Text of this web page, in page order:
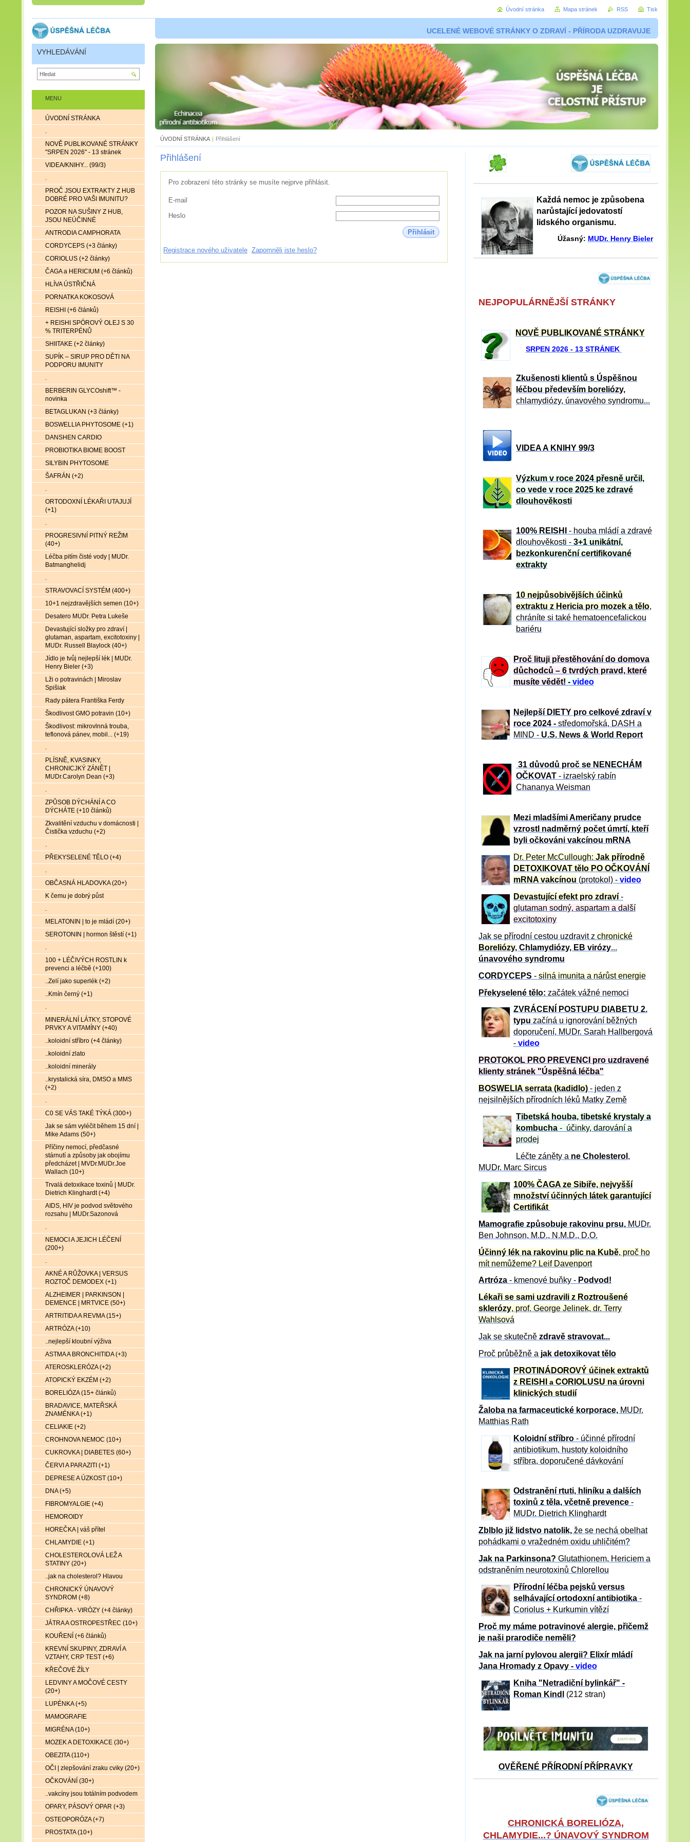
UCELENÉ WEBOVÉ STRÁNKY O ZDRAVÍ - PŘÍRODA UZDRAVUJE
ÚVODNÍ STRÁNKA | Přihlášení
Přihlášení
Pro zobrazení této stránky se musíte nejprve přihlásit.
E-mail
Heslo
Přihlásit
Registrace nového uživatele Zapomněli jste heslo?
Každá nemoc je způsobena
narůstající jedovatostí
lidského organismu.
Úžasný: MUDr. Henry Bieler
NEJPOPULÁRNĚJŠÍ STRÁNKY
NOVĚ PUBLIKOVANÉ STRÁNKY
SRPEN 2026 - 13 STRÁNEK
Zkušenosti klientů s Úspěšnou
léčbou především boreliózy,
chlamydiózy, únavového syndromu...
VIDEA A KNIHY 99/3
Výzkum v roce 2024 přesně určil,
co vede v roce 2025 ke zdravé
dlouhověkosti
100% REISHI
- houba mládí a zdravé
dlouhověkosti - 3+1 unikátní,
bezkonkurenční certifikované
extrakty
10 nejpůsobivějších účinků
extraktu z Hericia pro mozek a tělo,
chráníte si také hematoencefalickou
bariéru
Proč lituji přestěhování do domova
důchodců – 6 tvrdých pravd, které
musíte vědět! - video
Nejlepší DIETY pro celkové zdraví v
roce 2024 - středomořská, DASH a
MIND - U.S. News & World Report
31 důvod ů proč se NENECHÁM
OČKOVAT - izraelský rabín
Chananya Weisman
Mezi mladšími Američany prudce
vzrostl nadměrný počet úmrtí, kteří
byli očkováni vakcínou mRNA
Dr. Peter McCullough: Jak přírodně
DETOXIKOVAT tělo PO OČKOVÁNÍ
mRNA vakcínou (protokol) - video
Devastující efekt pro zdraví-
glutaman sodný, aspartam a další
excitotoxiny
Jak se přírodní cestou uzdravit z chronické
Boreliózy, Chlamydiózy, EB virózy...
únavového syndromu
CORDYCEPS - silná imunita a nárůst energie
Překyselené tělo: začátek vážné nemoci
ZVRÁCE NÍ POSTUPU DIABETU 2.
typu začíná u ignorování běžných
doporučení, MUDr. Sarah Hallbergová
- video
PROTOKOL PRO PREVENCI pro uzdravené
klienty stránek "Úspěšná léčba"
BOSWELIA serrata (kadidlo) - jeden z
nejsilnějších přírodních léků Matky Země
Tibetská houba, tibetské krystaly a
kombucha - účinky, darování a
prodej
Léčte záněty a ne Cholesterol ,
MUDr. Marc Sircus
100% ČAGA ze Sibiře, nejvyšší
množství účinných látek garantující
Certifikát
Mamografie způsobuje rakovinu prsu, MUDr.
Ben Johnson, M.D., N.M.D., D.O.
Účinný lék na rakovinu plic na Kubě, proč ho
mít nemůžeme? Leif Davenport
Artróza - kmenové buňky - Podvod!
Lékaři se sami uzdravili z Roztroušené
sklerózy, prof. George Jelinek, dr. Terry
Wahlsová
Jak se skutečně zdravě stravovat...
Proč průběžně a jak detoxikovat tělo
PROTINÁDOROVÝ účinek extraktů
z REISHI a CORIOLUSU na úrovni
klinických studií
Žaloba na farmaceutické korporace, MUDr.
Matthias Rath
Koloidní stříbro- účinné přírodní
antibiotikum, hustoty koloidního
stříbra, doporučené dávkování
Odstranění rtuti, hliníku a dalších
toxinů z těla, včetně prevence -
MUDr. Dietrich Klinghardt
Zblblo již lidstvo natolik, že se nechá obelhat
pohádkami o vražedném oxidu uhličitém?
Jak na Parkinsona? Glutathionem, Hericiem a
odstraněním neurotoxinů Chlorellou
Přírodní léčba pejsků versus
selhávající ortodoxní antibiotika -
Coriolus + Kurkumin vítězí
Proč my máme potravinové alergie, přičemž
je naši prarodiče neměli?
Jak na jarní pylovou alergii? Elixír mládí
Jana Hromady z Opavy - video
Kniha "Netradiční bylinkář" -
Roman Kindl
(212 stran)
OVĚŘENÉ PŘÍRODNÍ PŘÍPRAVKY
CHRONICKÁ BORELIÓZA,
CHLAMYDIE...? ÚNAVOVÝ SYNDROM
MENU
ÚVODNÍ STRÁNKA
.
NOVĚ PUBLIKOVANÉ STRÁNKY
"SRPEN 2026" - 13 stránek
VIDEA/KNIHY... (99/3)
.
PROČ JSOU EXTRAKTY Z HUB
DOBRÉ PRO VAŠI IMUNITU?
POZOR NA SUŠINY Z HUB,
JSOU NEÚČINNÉ
ANTRODIA CAMPHORATA
CORDYCEPS (+3 články)
CORIOLUS (+2 články)
ČAGA a HERICIUM (+6 článků)
HLÍVA ÚSTŘIČNÁ
PORNATKA KOKOSOVÁ
REISHI (+6 článků)
+ REISHI SPÓROVÝ OLEJ S 30
% TRITERPÉNŮ
SHIITAKE (+2 články)
SUPÍK – SIRUP PRO DĚTI NA
PODPORU IMUNITY
.
BERBERIN GLYCOshift™ -
novinka
BETAGLUKAN (+3 články)
BOSWELLIA PHYTOSOME (+1)
DANSHEN CARDIO
PROBIOTIKA BIOME BOOST
SILYBIN PHYTOSOME
ŠAFRÁN (+2)
.
ORTODOXNÍ LÉKAŘI UTAJUJÍ
(+1)
.
PROGRESIVNÍ PITNÝ REŽIM
(40+)
Léčba pitím čisté vody | MUDr.
Batmanghelidj
.
STRAVOVACÍ SYSTÉM (400+)
10+1 nejzdravějších semen (10+)
Desatero MUDr. Petra Lukeše
Devastující složky pro zdraví |
glutaman, aspartam, excitotoxiny |
MUDr. Russell Blaylock (40+)
Jídlo je tvůj nejlepší lék | MUDr.
Henry Bieler (+3)
Lži o potravinách | Miroslav
Spišiak
Rady pátera Františka Ferdy
Škodlivost GMO potravin (10+)
Škodlivost: mikrovlnná trouba,
teflonová pánev, mobil... (+19)
.
PLÍSNĚ, KVASINKY,
CHRONICJKÝ ZÁNĚT |
MUDr.Carolyn Dean (+3)
.
ZPŮSOB DÝCHÁNÍ A CO
DÝCHÁTE (+10 článků)
Zkvalitění vzduchu v domácnosti |
Čistička vzduchu (+2)
.
PŘEKYSELENÉ TĚLO (+4)
.
OBČASNÁ HLADOVKA (20+)
K čemu je dobrý půst
.
MELATONIN | to je mládí (20+)
SEROTONIN | hormon štěstí (+1)
.
100 + LÉČIVÝCH ROSTLIN k
prevenci a léčbě (+100)
..Zelí jako superlék (+2)
..Kmín černý (+1)
.
MINERÁLNÍ LÁTKY, STOPOVÉ
PRVKY A VITAMÍNY (+40)
..koloidní stříbro (+4 články)
..koloidní zlato
..koloidní minerály
..krystalická síra, DMSO a MMS
(+2)
.
C0 SE VÁS TAKÉ TÝKÁ (300+)
Jak se sám vyléčit během 15 dní |
Mike Adams (50+)
Příčiny nemocí, předčasné
stárnutí a způsoby jak obojímu
předcházet | MVDr.MUDr.Joe
Wallach (10+)
Trvalá detoxikace toxinů | MUDr.
Dietrich Klinghardt (+4)
AIDS, HIV je podvod světového
rozsahu | MUDr.Sazonová
.
NEMOCI A JEJICH LÉČENÍ
(200+)
.
AKNÉ A RŮŽOVKA | VERSUS
ROZTOČ DEMODEX (+1)
ALZHEIMER | PARKINSON |
DEMENCE | MRTVICE (50+)
ARTRITIDA A REVMA (15+)
ARTRÓZA (+10)
..nejlepší kloubní výživa
ASTMA A BRONCHITIDA (+3)
ATEROSKLERÓZA (+2)
ATOPICKÝ EKZÉM (+2)
BORELIÓZA (15+ článků)
BRADAVICE, MATEŘSKÁ
ZNAMÉNKA (+1)
CELIAKIE (+2)
CROHNOVA NEMOC (10+)
CUKROVKA | DIABETES (60+)
ČERVI A PARAZITI (+1)
DEPRESE A ÚZKOST (10+)
DNA (+5)
FIBROMYALGIE (+4)
HEMOROIDY
HOREČKA | váš přítel
CHLAMYDIE (+1)
CHOLESTEROLOVÁ LEŽ A
STATINY (20+)
..jak na cholesterol? Hlavou
CHRONICKÝ ÚNAVOVÝ
SYNDROM (+8)
CHŘIPKA - VIRÓZY (+4 články)
JÁTRA A OSTROPESTŘEC (10+)
KOUŘENÍ (+6 článků)
KREVNÍ SKUPINY, ZDRAVÍ A
VZTAHY, CRP TEST (+6)
KŘEČOVÉ ŽÍLY
LEDVINY A MOČOVÉ CESTY
(20+)
LUPÉNKA (+5)
MAMOGRAFIE
MIGRÉNA (10+)
MOZEK A DETOXIKACE (30+)
OBEZITA (110+)
OČI | zlepšování zraku cviky (20+)
OČKOVÁNÍ (30+)
..vakcíny jsou totálním podvodem
OPARY, PÁSOVÝ OPAR (+3)
OSTEOPORÓZA (+7)
PROSTATA (10+)
VYHLEDÁVÁNÍ
Úvodní stránka Mapa stránek RSS Tisk